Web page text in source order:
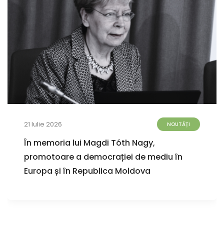
21 Iulie 2026 NOUTĂȚI
În memoria lui Magdi Tóth Nagy,
promotoare a democrației de mediu în
Europa și în Republica Moldova